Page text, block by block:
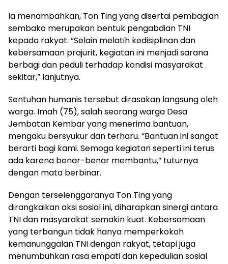
Ia menambahkan, Ton Ting yang disertai pembagian
sembako merupakan bentuk pengabdian TNI
kepada rakyat. “Selain melatih kedisiplinan dan
kebersamaan prajurit, kegiatan ini menjadi sarana
berbagi dan peduli terhadap kondisi masyarakat
sekitar,” lanjutnya.
Sentuhan humanis tersebut dirasakan langsung oleh
warga. Imah (75), salah seorang warga Desa
Jembatan Kembar yang menerima bantuan,
mengaku bersyukur dan terharu. “Bantuan ini sangat
berarti bagi kami. Semoga kegiatan seperti ini terus
ada karena benar-benar membantu,” tuturnya
dengan mata berbinar.
Dengan terselenggaranya Ton Ting yang
dirangkaikan aksi sosial ini, diharapkan sinergi antara
TNI dan masyarakat semakin kuat. Kebersamaan
yang terbangun tidak hanya memperkokoh
kemanunggalan TNI dengan rakyat, tetapi juga
menumbuhkan rasa empati dan kepedulian sosial